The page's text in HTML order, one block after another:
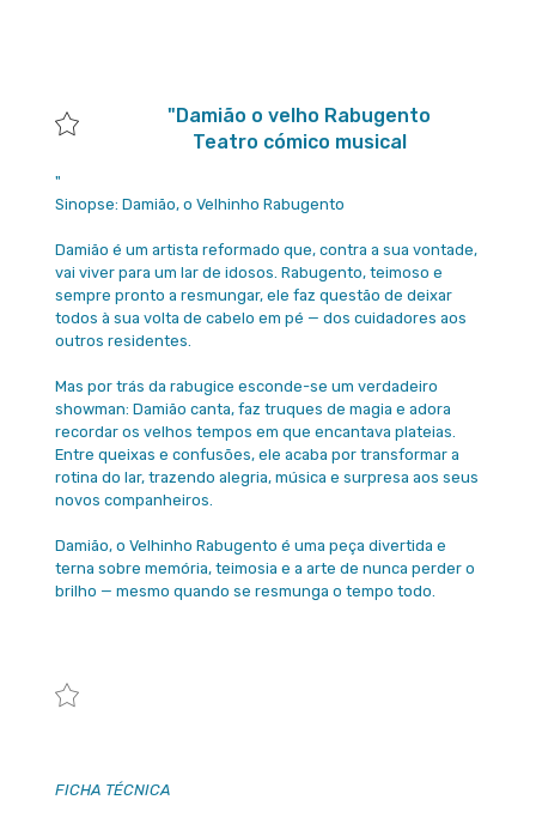
"Damião o velho Rabugento
Teatro cómico musical
"
Sinopse: Damião, o Velhinho Rabugento
Damião é um artista reformado que, contra a sua vontade,
vai viver para um lar de idosos. Rabugento, teimoso e
sempre pronto a resmungar, ele faz questão de deixar
todos à sua volta de cabelo em pé — dos cuidadores aos
outros residentes.
Mas por trás da rabugice esconde-se um verdadeiro
showman: Damião canta, faz truques de magia e adora
recordar os velhos tempos em que encantava plateias.
Entre queixas e confusões, ele acaba por transformar a
rotina do lar, trazendo alegria, música e surpresa aos seus
novos companheiros.
Damião, o Velhinho Rabugento é uma peça divertida e
terna sobre memória, teimosia e a arte de nunca perder o
brilho — mesmo quando se resmunga o tempo todo.
FICHA TÉCNICA